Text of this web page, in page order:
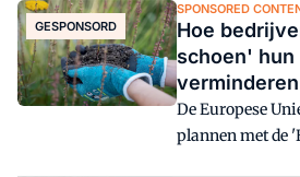
GESPONSORD
SPONSORED
Hoe
schoen' hun
verminderen
De Europese
plannen met de